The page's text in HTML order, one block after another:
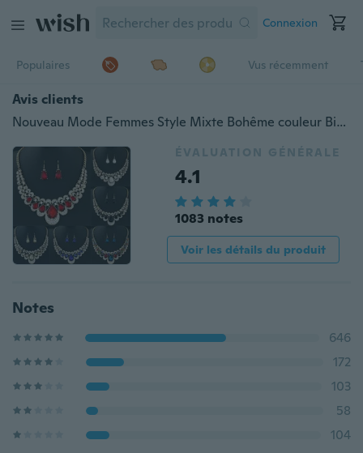
Connexion
Populaires Vus récemment
Avis clients
Nouveau Mode Femmes Style Mixte Bohême couleur Bib Chaîne Collier Boucles D'oreilles Bijoux Cadeaux
ÉVALUATION GÉNÉRALE
4.1
1083 notes
Voir les détails du produit
Notes
646
172
103
58
104